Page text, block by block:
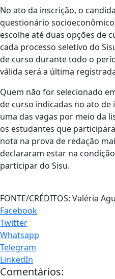
No ato da inscrição, o
questionário
escolhe até duas opções de
cada processo seletivo do
de curso durante todo o
válida será a última
Quem não for selecionado
de curso indicadas no ato
uma das vagas por meio da
os estudantes que
nota na prova de redação
declararam estar na
participar do Sisu.
FONTE/CRÉDITOS: Valéria
Facebook
Twitter
Whatsapp
Telegram
LinkedIn
Comentários: